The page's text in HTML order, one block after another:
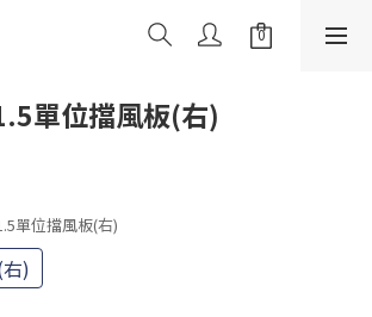
單位擋風板(右)
單位擋風板(右)
)